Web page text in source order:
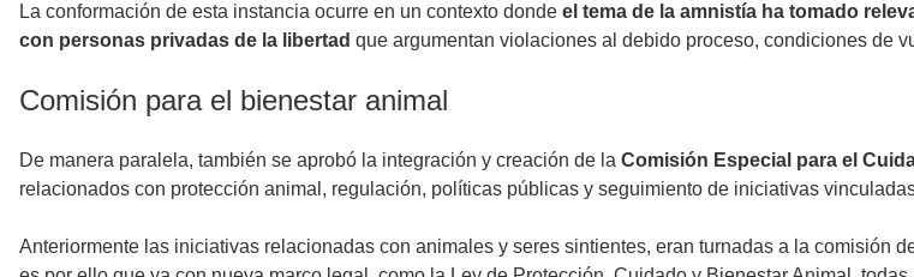
La conformación de esta instancia ocurre en un contexto donde el tema de la amnistía ha tomado
con personas privadas de la libertad que argumentan violaciones al debido proceso, condiciones de
Comisión para el bienestar animal
De manera paralela, también se aprobó la integración y creación de la Comisión Especial para el
relacionados con protección animal, regulación, políticas públicas y seguimiento de iniciativas
Anteriormente las iniciativas relacionadas con animales y seres sintientes, eran turnadas a la comisión